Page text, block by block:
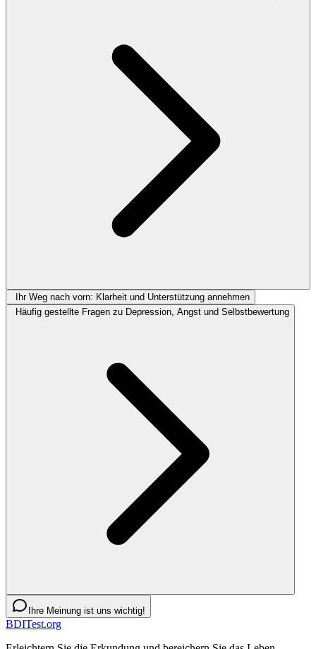
Ihr Weg nach vorn: Klarheit und Unterstützung annehmen
Häufig gestellte Fragen zu Depression, Angst und Selbstbewertung
Ihre Meinung ist uns wichtig!
BDITest.org